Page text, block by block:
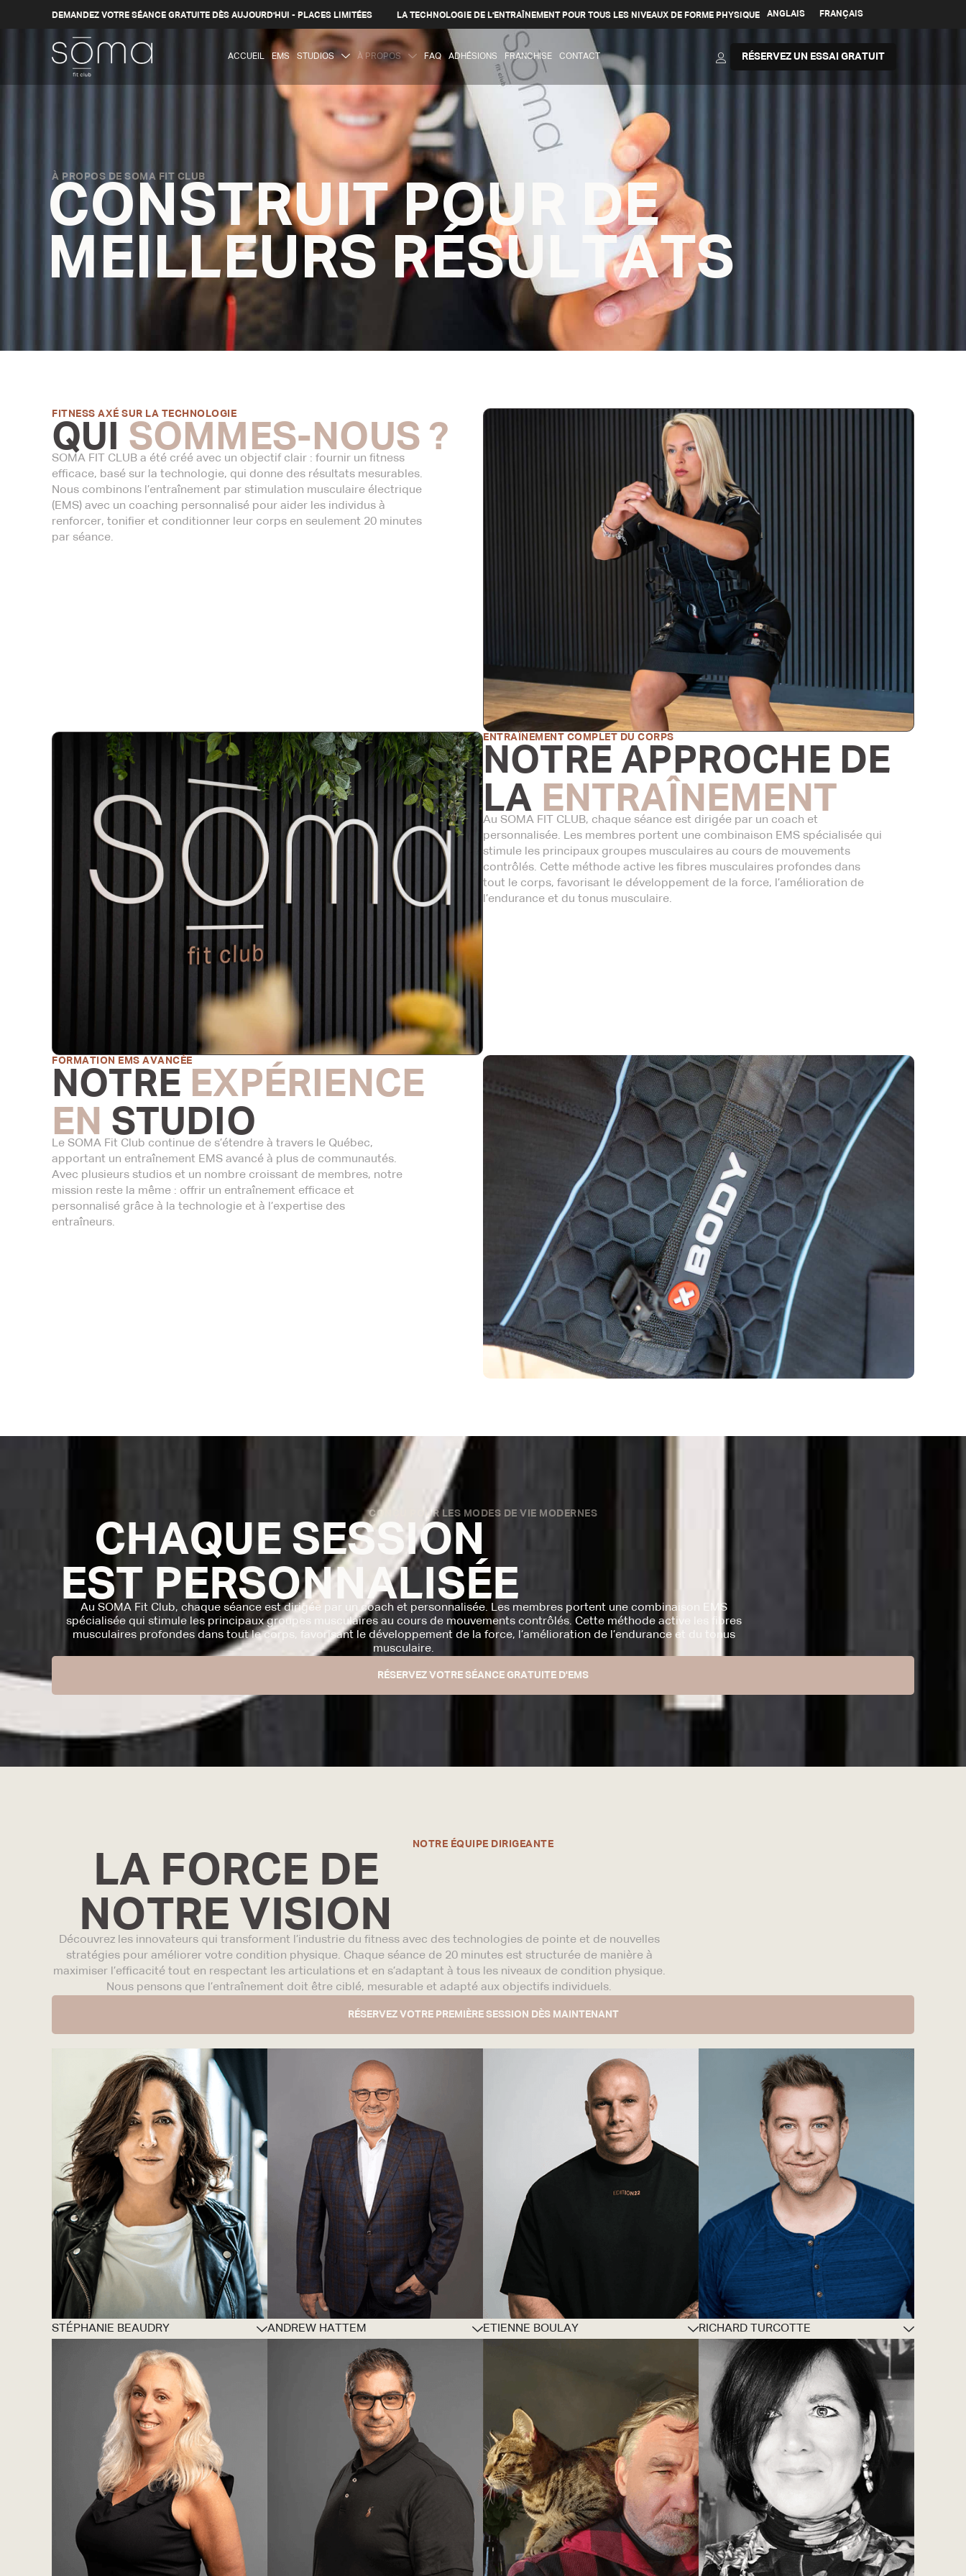
DEMANDEZ VOTRE SÉANCE GRATUITE DÈS AUJOURD'HUI - PLACES LIMITÉES LA TECHNOLOGIE DE L'ENTRAÎNEMENT POUR TOUS LES NIVEAUX DE FORME PHYSIQUE ANGLAIS FRANÇAIS
ACCUEIL EMS STUDIOS À PROPOS FAQ ADHÉSIONS FRANCHISE CONTACT RÉSERVEZ UN ESSAI GRATUIT
À PROPOS DE SOMA FIT CLUB
CONSTRUIT POUR DE
MEILLEURS RÉSULTATS
FITNESS AXÉ SUR LA TECHNOLOGIE
QUI SOMMES-NOUS ?
SOMA FIT CLUB a été créé avec un objectif clair : fournir un fitness
efficace, basé sur la technologie, qui donne des résultats mesurables.
Nous combinons l’entraînement par stimulation musculaire électrique
(EMS) avec un coaching personnalisé pour aider les individus à
renforcer, tonifier et conditionner leur corps en seulement 20 minutes
par séance.
ENTRAÎNEMENT COMPLET DU CORPS
NOTRE APPROCHE DE
LA ENTRAÎNEMENT
Au SOMA FIT CLUB, chaque séance est dirigée par un coach et
personnalisée. Les membres portent une combinaison EMS spécialisée qui
stimule les principaux groupes musculaires au cours de mouvements
contrôlés. Cette méthode active les fibres musculaires profondes dans
tout le corps, favorisant le développement de la force, l’amélioration de
l’endurance et du tonus musculaire.
FORMATION EMS AVANCÉE
NOTRE EXPÉRIENCE
EN STUDIO
Le SOMA Fit Club continue de s’étendre à travers le Québec,
apportant un entraînement EMS avancé à plus de communautés.
Avec plusieurs studios et un nombre croissant de membres, notre
mission reste la même : offrir un entraînement efficace et
personnalisé grâce à la technologie et à l’expertise des
entraîneurs.
CONÇU POUR LES MODES DE VIE MODERNES
CHAQUE SESSION
EST PERSONNALISÉE
Au SOMA Fit Club, chaque séance est dirigée par un coach et personnalisée. Les membres portent une combinaison EMS
spécialisée qui stimule les principaux groupes musculaires au cours de mouvements contrôlés. Cette méthode active les fibres
musculaires profondes dans tout le corps, favorisant le développement de la force, l’amélioration de l’endurance et du tonus
musculaire.
RÉSERVEZ VOTRE SÉANCE GRATUITE D'EMS
NOTRE ÉQUIPE DIRIGEANTE
LA FORCE DE
NOTRE VISION
Découvrez les innovateurs qui transforment l’industrie du fitness avec des technologies de pointe et de nouvelles
stratégies pour améliorer votre condition physique. Chaque séance de 20 minutes est structurée de manière à
maximiser l’efficacité tout en respectant les articulations et en s’adaptant à tous les niveaux de condition physique.
Nous pensons que l’entraînement doit être ciblé, mesurable et adapté aux objectifs individuels.
RÉSERVEZ VOTRE PREMIÈRE SESSION DÈS MAINTENANT
STÉPHANIE BEAUDRY ANDREW HATTEM ETIENNE BOULAY RICHARD TURCOTTE